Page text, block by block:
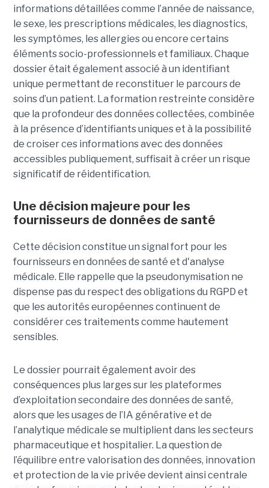
informations détaillées comme l’année de naissance,
le sexe, les prescriptions médicales, les diagnostics,
les symptômes, les allergies ou encore certains
éléments socio-professionnels et familiaux. Chaque
dossier était également associé à un identifiant
unique permettant de reconstituer le parcours de
soins d’un patient. La formation restreinte considère
que la profondeur des données collectées, combinée
à la présence d’identifiants uniques et à la possibilité
de croiser ces informations avec des données
accessibles publiquement, suffisait à créer un risque
significatif de réidentification.
Une décision majeure pour les
fournisseurs de données de santé
Cette décision constitue un signal fort pour les
fournisseurs en données de santé et d'analyse
médicale. Elle rappelle que la pseudonymisation ne
dispense pas du respect des obligations du RGPD et
que les autorités européennes continuent de
considérer ces traitements comme hautement
sensibles.
Le dossier pourrait également avoir des
conséquences plus larges sur les plateformes
d’exploitation secondaire des données de santé,
alors que les usages de l’IA générative et de
l’analytique médicale se multiplient dans les secteurs
pharmaceutique et hospitalier. La question de
l’équilibre entre valorisation des données, innovation
et protection de la vie privée devient ainsi centrale